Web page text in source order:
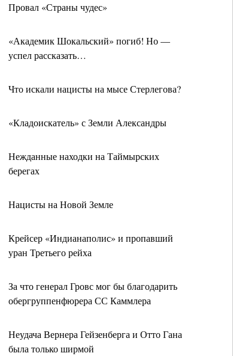
Провал «Страны чудес»
«Академик Шокальский» погиб! Но —
успел рассказать…
Что искали нацисты на мысе Стерлегова?
«Кладоискатель» с Земли Александры
Нежданные находки на Таймырских
берегах
Нацисты на Новой Земле
Крейсер «Индианаполис» и пропавший
уран Третьего рейха
За что генерал Гровс мог бы благодарить
обергруппенфюрера СС Каммлера
Неудача Вернера Гейзенберга и Отто Гана
была только ширмой